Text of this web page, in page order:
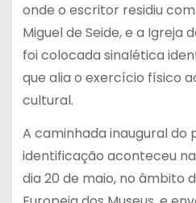
onde o escritor residiu
Miguel de Seide, e a Igreja
foi colocada sinalética
que alia o exercício físico
cultural.
A caminhada inaugural do
identificação aconteceu
dia 20 de maio, no âmbito